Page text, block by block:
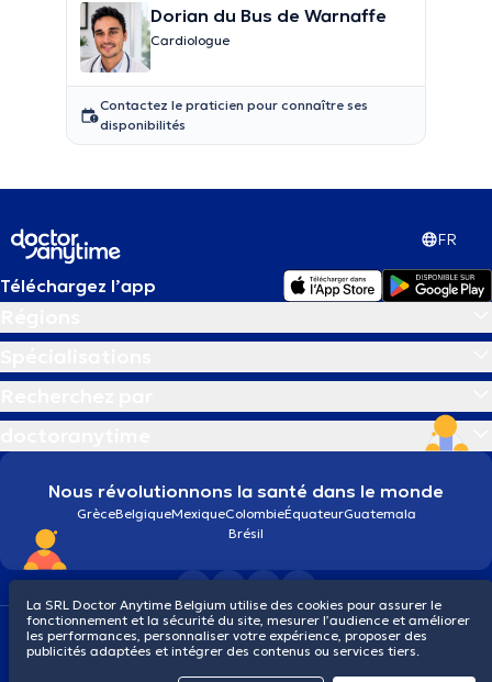
Dorian du Bus de Warnaffe
Cardiologue
Contactez le praticien pour connaître ses
disponibilités
FR
Téléchargez l’app
Nous révolutionnons la santé dans le monde
GrèceBelgiqueMexiqueColombieÉquateurGuatemala
Brésil
Conditions générales CookiesPolitique de confidentialité
© 2026 doctoranytime
La SRL Doctor Anytime Belgium utilise des cookies pour assurer le
fonctionnement et la sécurité du site, mesurer l’audience et améliorer
les performances, personnaliser votre expérience, proposer des
publicités adaptées et intégrer des contenus ou services tiers.